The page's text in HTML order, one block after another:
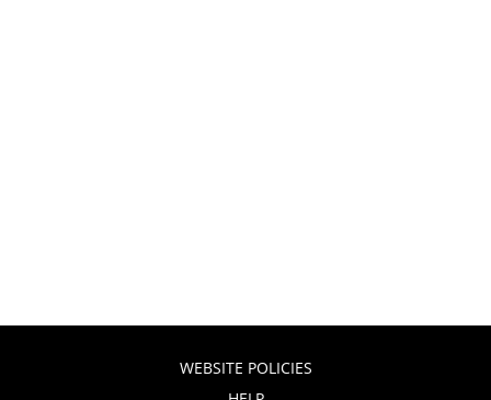
WEBSITE POLICIES